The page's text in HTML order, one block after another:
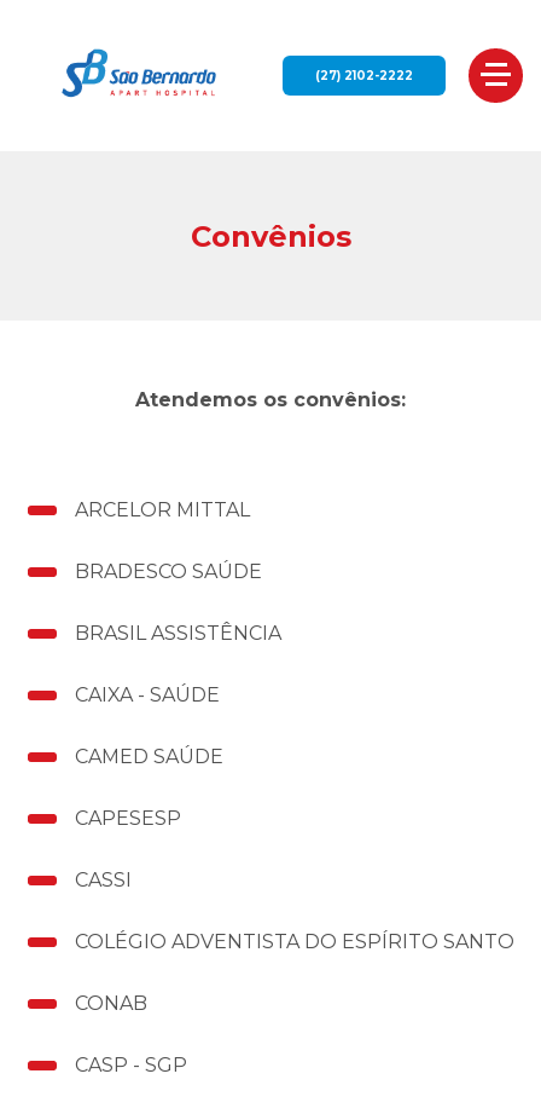
(27) 2102-2222
Corpo Clínico
Controle de Privacidade
Clínica da Dor
Oncologia São Bernardo
Clínica da Mulher
Especialidades
Convênios
Fique por dentro
Fale Conosco
Convênios
Atendemos os convênios:
ARCELOR MITTAL
BRADESCO SAÚDE
BRASIL ASSISTÊNCIA
CAIXA - SAÚDE
CAMED SAÚDE
CAPESESP
CASSI
COLÉGIO ADVENTISTA DO ESPÍRITO SANTO
CONAB
CASP - SGP